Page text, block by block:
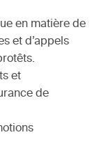
en matière de
et d’appels
et
de